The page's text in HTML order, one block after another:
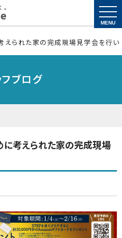
えられた家の完成現場見学会を行い
フブログ
に考えられた家の完成現場
MENU